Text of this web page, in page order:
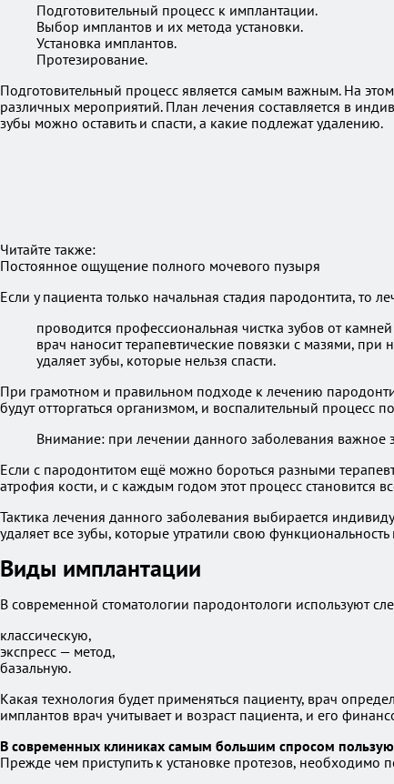
Подготовительный процесс к имплантации.
Выбор имплантов и их метода установки.
Установка имплантов.
Протезирование.
Подготовительный процесс является самым важным. На
различных мероприятий. План лечения составляется в
зубы можно оставить и спасти, а какие подлежат удалению.
Читайте также:
Постоянное ощущение полного мочевого пузыря
Если у пациента только начальная стадия пародонтита, то
проводится профессиональная чистка зубов от
врач наносит терапевтические повязки с мазями,
удаляет зубы, которые нельзя спасти.
При грамотном и правильном подходе к лечению
будут отторгаться организмом, и воспалительный процесс
Внимание: при лечении данного заболевания важное
Если с пародонтитом ещё можно бороться разными
атрофия кости, и с каждым годом этот процесс становится
Тактика лечения данного заболевания выбирается
удаляет все зубы, которые утратили свою
Виды имплантации
В современной стоматологии пародонтологи используют
классическую,
экспресс — метод,
базальную.
Какая технология будет применяться пациенту, врач
имплантов врач учитывает и возраст пациента, и его
В современных клиниках самым большим спросом
Прежде чем приступить к установке протезов, необходимо